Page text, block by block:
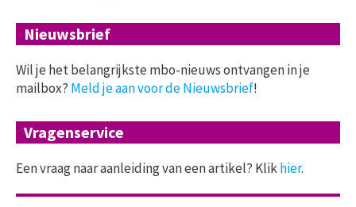
Nieuwsbrief
Wil je het belangrijkste mbo-nieuws ontvangen in je
mailbox? Meld je aan voor de Nieuwsbrief!
Vragenservice
Een vraag naar aanleiding van een artikel? Klikhier.